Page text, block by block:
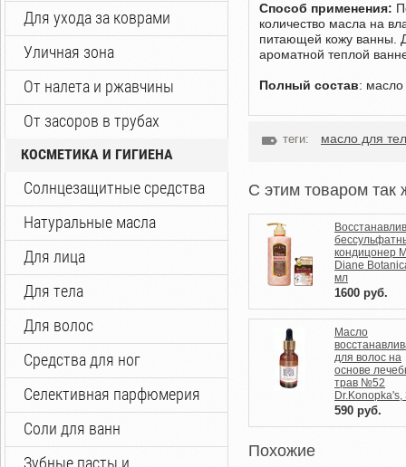
Для ухода за коврами
Уличная зона
От налета и ржавчины
От засоров в трубах
КОСМЕТИКА И ГИГИЕНА
Солнцезащитные средства
Натуральные масла
Для лица
Для тела
Для волос
Средства для ног
Селективная парфюмерия
Соли для ванн
Зубные пасты и
Способ применения:
количество масла на
питающей кожу ванны.
ароматной теплой
Полный состав:
теги: масло для
C этим товаром так
кондицонер
Diane
мл
1600 руб.
Масло
для волос на
основе
трав №52
590 руб.
Похожие